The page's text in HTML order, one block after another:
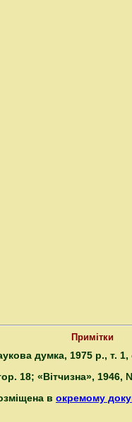
Примітки
думка, 1975 р., т. 1,
18; «Вітчизна»,
в окремому